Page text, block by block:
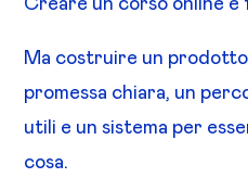
Creare un corso online è
Ma costruire un
promessa chiara, un
utili e un sistema per
cosa.